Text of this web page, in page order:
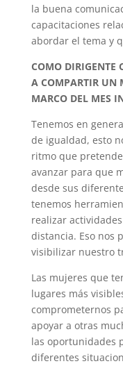
la buena
capacitaciones
abordar el tema y
COMO DIRIGENTE
A COMPARTIR UN
MARCO DEL MES
Tenemos en
de igualdad, esto
ritmo que
avanzar para que
desde sus
tenemos
realizar
distancia. Eso nos
visibilizar nuestro
Las mujeres que
lugares más
comprometernos
apoyar a otras
las oportunidades
diferentes